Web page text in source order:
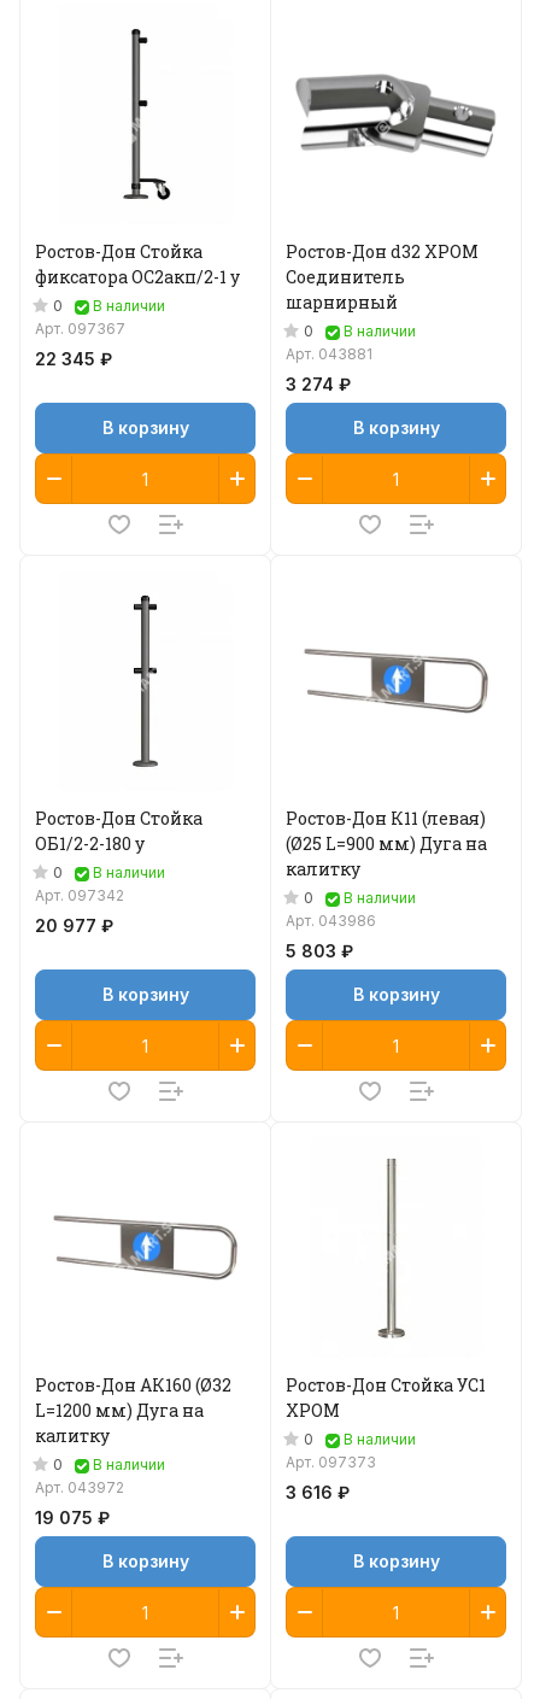
Ростов-Дон Стойка
фиксатора ОС2акп/2-1 у
0
В наличии
Арт. 097367
22 345 ₽
В корзину
Ростов-Дон d32 ХРОМ
Соединитель
шарнирный
0
В наличии
Арт. 043881
3 274 ₽
В корзину
Ростов-Дон Стойка
ОБ1/2-2-180 у
0
В наличии
Арт. 097342
20 977 ₽
В корзину
Ростов-Дон К11 (левая)
(Ø25 L=900 мм) Дуга на
калитку
0
В наличии
Арт. 043986
5 803 ₽
В корзину
Ростов-Дон АК160 (Ø32
L=1200 мм) Дуга на
калитку
0
В наличии
Арт. 043972
19 075 ₽
В корзину
Ростов-Дон Стойка УС1
ХРОМ
0
В наличии
Арт. 097373
3 616 ₽
В корзину